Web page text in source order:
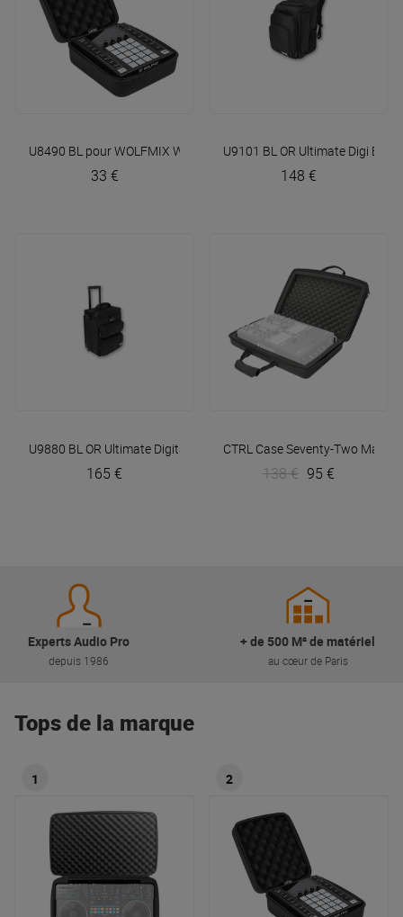
U8490 BL pour WOLFMIX W1
33 €
U9101 BL OR Ultimate Digi
148 €
U9880 BL OR Ultimate Digital Trolley To Go Black/OrangeUDG
165 €
CTRL Case Seventy-Two
138 € 95 €
Experts Audio Pro
depuis 1986
+ de 500 M² de matériel
au cœur de Paris
Tops de la marque
1 2